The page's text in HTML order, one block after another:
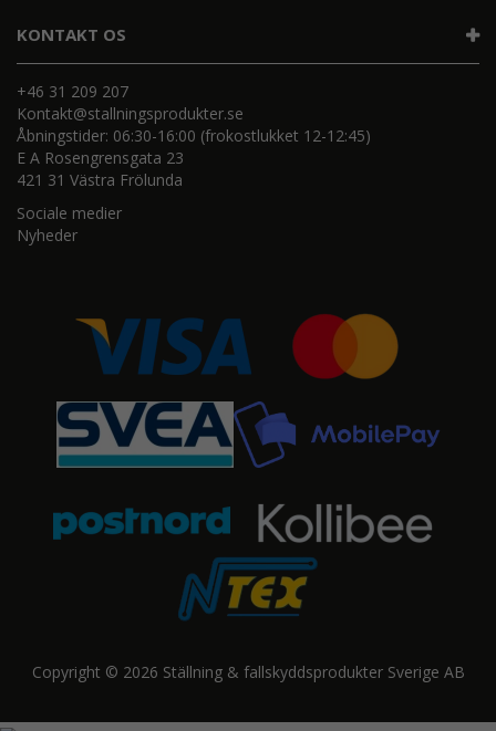
KONTAKT OS
+46 31 209 207
Kontakt@stallningsprodukter.se
Åbningstider: 06:30-16:00 (frokostlukket 12-12:45)
E A Rosengrensgata 23
421 31 Västra Frölunda
Sociale medier
Nyheder
Copyright © 2026 Ställning & fallskyddsprodukter Sverige AB